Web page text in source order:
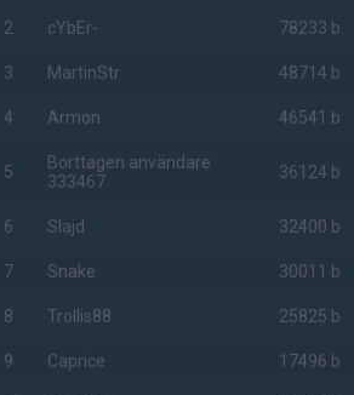
2 cYbEr- 78233 b
3 MartinStr 48714 b
4 Armon 46541 b
5
Borttagen användare
333467
36124 b
6 Slajd 32400 b
7 Snake 30011 b
8 Trollis88 25825 b
9 Caprice 17496 b